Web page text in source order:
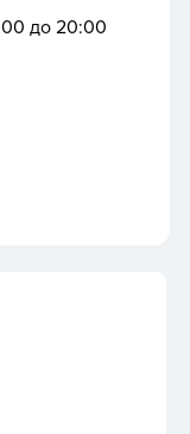
до 20:00